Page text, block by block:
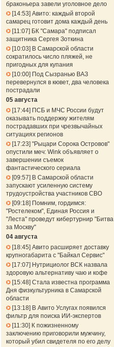
браконьера завели уголовное дело
14:53 Авито: каждый второй
самарец готовит дома каждый день
11:07
БК "Самара" подписал
защитника Сергея Зоткина
10:03
В Самарской области
сократилось число пляжей, не
пригодных для купания
10:00 Под Сызранью ВАЗ
перевернулся в кювет, два человека
пострадали
05 августа
17:44 ПСБ и МЧС России будут
оказывать поддержку жителям
пострадавших при чрезвычайных
ситуациях регионов
17:23 "Рыцари Сорока Островов"
опустили меч: Wink объявляет о
завершении съемок
фантастического сериала
09:57
В Самарской области
запускают усиленную систему
трудоустройства участников СВО
09:18 Помним, гордимся:
"Ростелеком", Единая Россия и
"Леста" проведут кибертурнир "Битва
за Москву"
04 августа
18:45 Авито расширяет доставку
крупногабарита с "Байкал Сервис"
17:07
Нутрициолог ВСК назвала
здоровую альтернативу чаю и кофе
15:48 Стала известна программа
Дня физкультурника в Самарской
области
13:18 В Авито Услугах появился
фильтр для поиска ИИ-экспертов
11:30 К пожизненному
заключению приговорили мужчину,
который убил свидетеля по его делу